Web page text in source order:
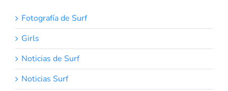
Fotografía de Surf
Girls
Noticias de Surf
Noticias Surf